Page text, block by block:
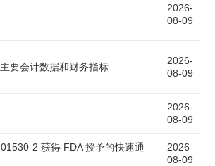
2026-
08-09
要会计数据和财务指标
2026-
08-09
2026-
08-09
2 获得 FDA 授予的快速通
2026-
08-09